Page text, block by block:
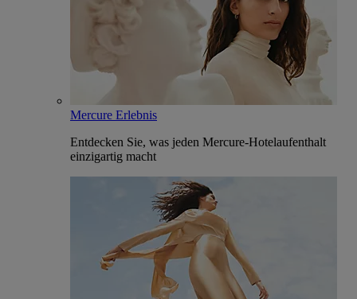
Mercure Erlebnis
Entdecken Sie, was jeden Mercure-Hotelaufenthalt
einzigartig macht